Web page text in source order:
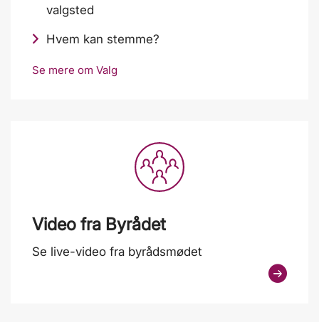
valgsted
Hvem kan stemme?
Se mere om Valg
Video fra Byrådet
Se live-video fra byrådsmødet